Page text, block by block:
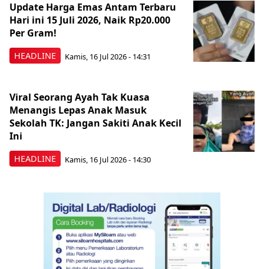
HEADLINE
Update Harga Emas Antam Terbaru
Hari ini 15 Juli 2026, Naik Rp20.000
Per Gram!
Kamis, 16 Jul 2026 - 14:31
HEADLINE
Viral Seorang Ayah Tak Kuasa
Menangis Lepas Anak Masuk
Sekolah TK: Jangan Sakiti Anak Kecil
Ini
Kamis, 16 Jul 2026 - 14:30